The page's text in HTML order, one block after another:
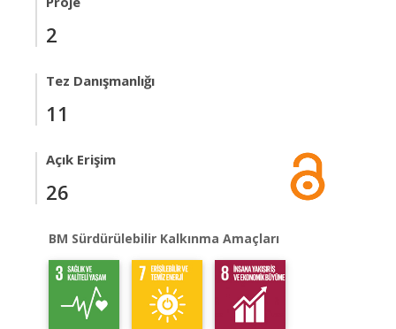
2
Tez Danışmanlığı
11
Açık Erişim
26
BM Sürdürülebilir Kalkınma Amaçları